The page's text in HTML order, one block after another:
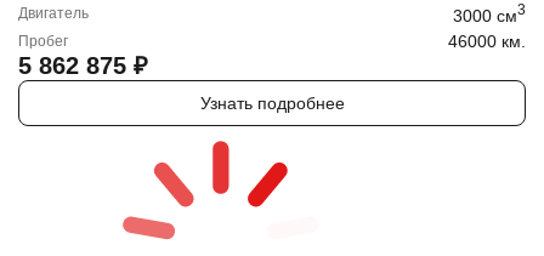
Двигатель 3000 cм3
Пробег 46000 км.
5 862 875 ₽
Узнать подробнее